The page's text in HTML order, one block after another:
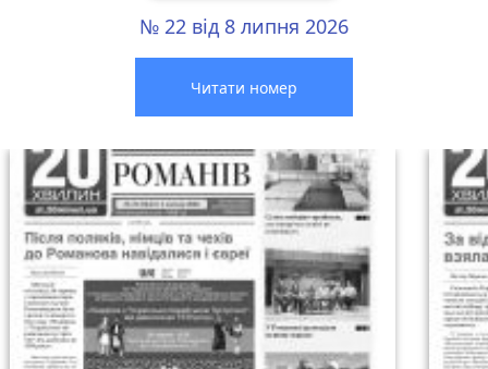
№ 22 від 8 липня 2026
Читати номер